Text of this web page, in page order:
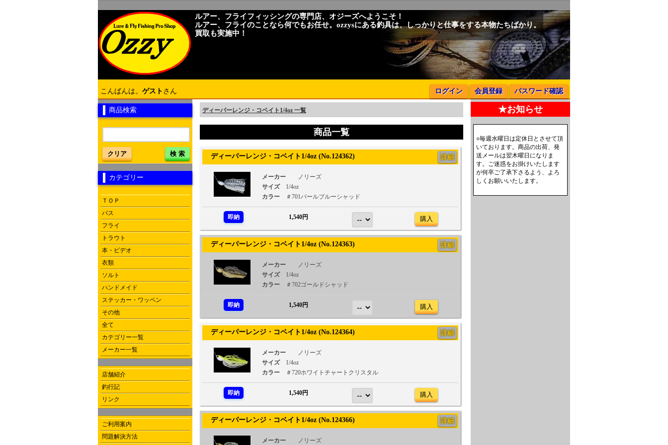
ルアー、フライフィッシングの専門店、オジーズへようこそ！
ルアー、フライのことなら何でもお任せ。ozzysにある釣具は、しっかりと仕事をする本物たちばかり。
買取も実施中！
こんばんは。 ゲスト さん ログイン 会員登録 パスワード確認
商品検索
クリア 検 索
カテゴリー
ＴＯＰ
バス
フライ
トラウト
本・ビデオ
衣類
ソルト
ハンドメイド
ステッカー・ワッペン
その他
全て
カテゴリー一覧
メーカー一覧
店舗紹介
釣行記
リンク
ご利用案内
問題解決方法
ディーパーレンジ・コベイト1/4oz 一覧
商品一覧
ディーパーレンジ・コベイト1/4oz (No.124362) 詳細
メーカー
ノリーズ
サイズ
1/4oz
カラー
＃701パールブルーシャッド
即納 1,540円 購入
ディーパーレンジ・コベイト1/4oz (No.124363) 詳細
メーカー
ノリーズ
サイズ
1/4oz
カラー
＃702ゴールドシャッド
即納 1,540円 購入
ディーパーレンジ・コベイト1/4oz (No.124364) 詳細
メーカー
ノリーズ
サイズ
1/4oz
カラー
＃720ホワイトチャートクリスタル
即納 1,540円 購入
ディーパーレンジ・コベイト1/4oz (No.124366) 詳細
メーカー ノリーズ
★お知らせ
○毎週水曜日は定休日とさせて頂
いております。商品の出荷、発
送メールは翌木曜日になりま
す。ご迷惑をお掛けいたします
が何卒ご了承下さるよう、よろ
しくお願いいたします。